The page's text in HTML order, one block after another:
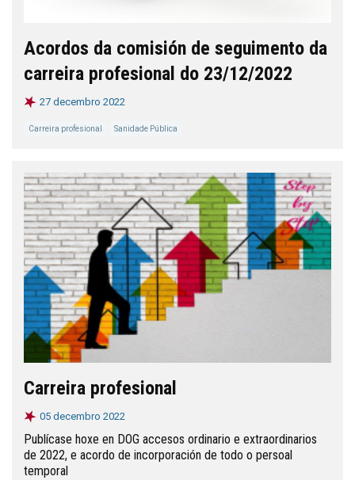
Acordos da comisión de seguimento da
carreira profesional do 23/12/2022
27 decembro 2022
Carreira profesional Sanidade Pública
Carreira profesional
05 decembro 2022
Publícase hoxe en DOG accesos ordinario e extraordinarios
de 2022, e acordo de incorporación de todo o persoal
temporal